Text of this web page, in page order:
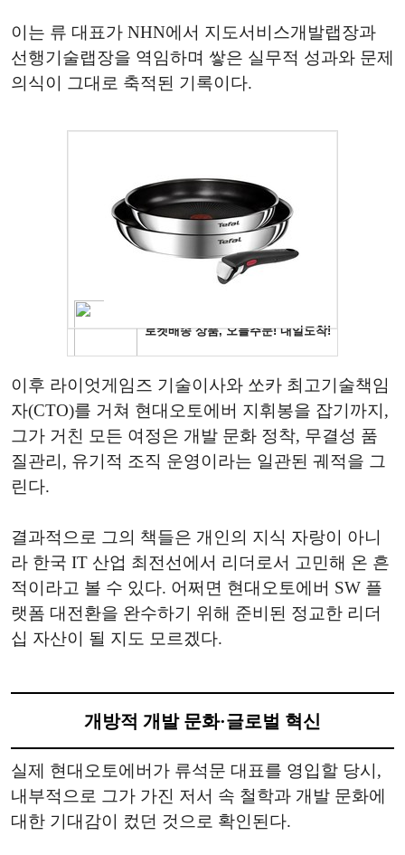
이는 류 대표가 NHN에서 지도서비스개발랩장과
선행기술랩장을 역임하며 쌓은 실무적 성과와 문제
의식이 그대로 축적된 기록이다.
이후 라이엇게임즈 기술이사와 쏘카 최고기술책임
자(CTO)를 거쳐 현대오토에버 지휘봉을 잡기까지,
그가 거친 모든 여정은 개발 문화 정착, 무결성 품
질관리, 유기적 조직 운영이라는 일관된 궤적을 그
린다.
결과적으로 그의 책들은 개인의 지식 자랑이 아니
라 한국 IT 산업 최전선에서 리더로서 고민해 온 흔
적이라고 볼 수 있다. 어쩌면 현대오토에버 SW 플
랫폼 대전환을 완수하기 위해 준비된 정교한 리더
십 자산이 될 지도 모르겠다.
개방적 개발 문화·글로벌 혁신
실제 현대오토에버가 류석문 대표를 영입할 당시,
내부적으로 그가 가진 저서 속 철학과 개발 문화에
대한 기대감이 컸던 것으로 확인된다.